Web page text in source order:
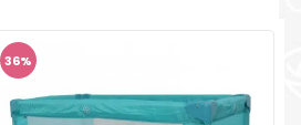
aksaonlinebih@aksabih.ba
36%